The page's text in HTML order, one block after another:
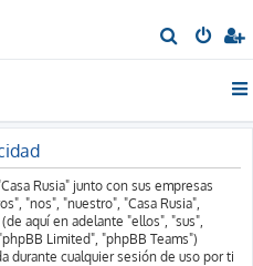
u
r
Rusia" junto con sus empresas
"nos", "nuestro", "Casa Rusia",
aquí en adelante "ellos", "sus",
Limited", "phpBB Teams")
durante cualquier sesión de uso por ti